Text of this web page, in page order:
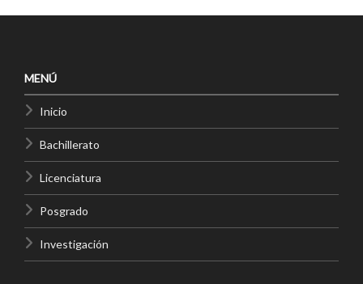
MENÚ
Inicio
Bachillerato
Licenciatura
Posgrado
Investigación